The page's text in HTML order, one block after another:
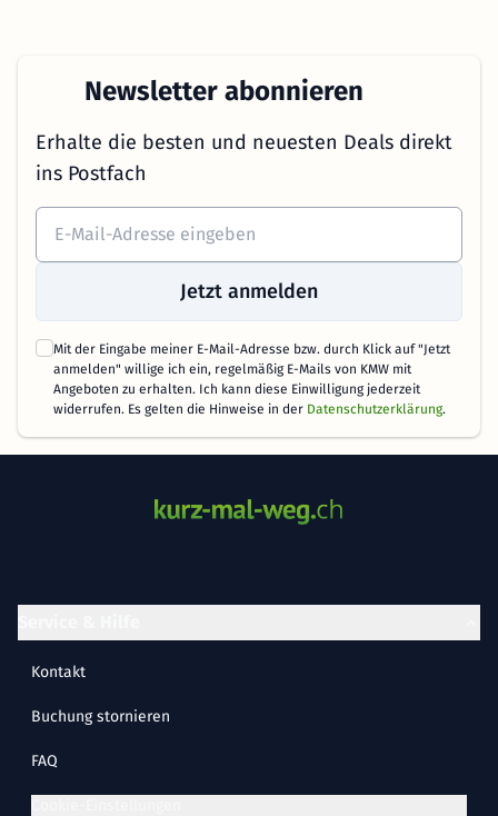
Newsletter abonnieren
Erhalte die besten und neuesten Deals direkt
ins Postfach
Jetzt anmelden
Mit der Eingabe meiner E-Mail-Adresse bzw. durch Klick auf "Jetzt
anmelden" willige ich ein, regelmäßig E-Mails von KMW mit
Angeboten zu erhalten. Ich kann diese Einwilligung jederzeit
widerrufen. Es gelten die Hinweise in der Datenschutzerklärung.
Kontakt
Buchung stornieren
FAQ